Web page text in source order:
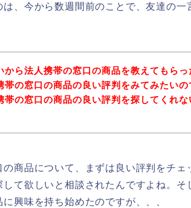
、今から数週間前のことで、友達の一
から法人携帯の窓口の商品を教えてもらっ
帯の窓口の商品の良い評判をみてみたいの
帯の窓口の商品の良い評判を探してくれな
商品について、まずは良い評判をチェ
て欲しいと相談されたんですよね。そ
興味を持ち始めたのですが、、、